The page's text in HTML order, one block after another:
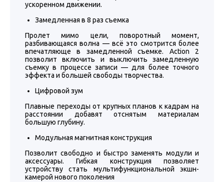
ускоренном движении.
Замедленная в 8 раз съемка
Пролет мимо цели, поворотный момент,
разбивающаяся волна — всё это смотрится более
впечатляюще в замедленной съемке. Action 2
позволит включить и выключить замедленную
съемку в процессе записи — для более точного
эффекта и большей свободы творчества.
Цифровой зум
Плавные переходы от крупных планов к кадрам на
расстоянии добавят отснятым материалам
большую глубину.
Модульная магнитная конструкция
Позволит свободно и быстро заменять модули и
аксессуары. Гибкая конструкция позволяет
устройству стать мультифункциональной экшн-
камерой нового поколения